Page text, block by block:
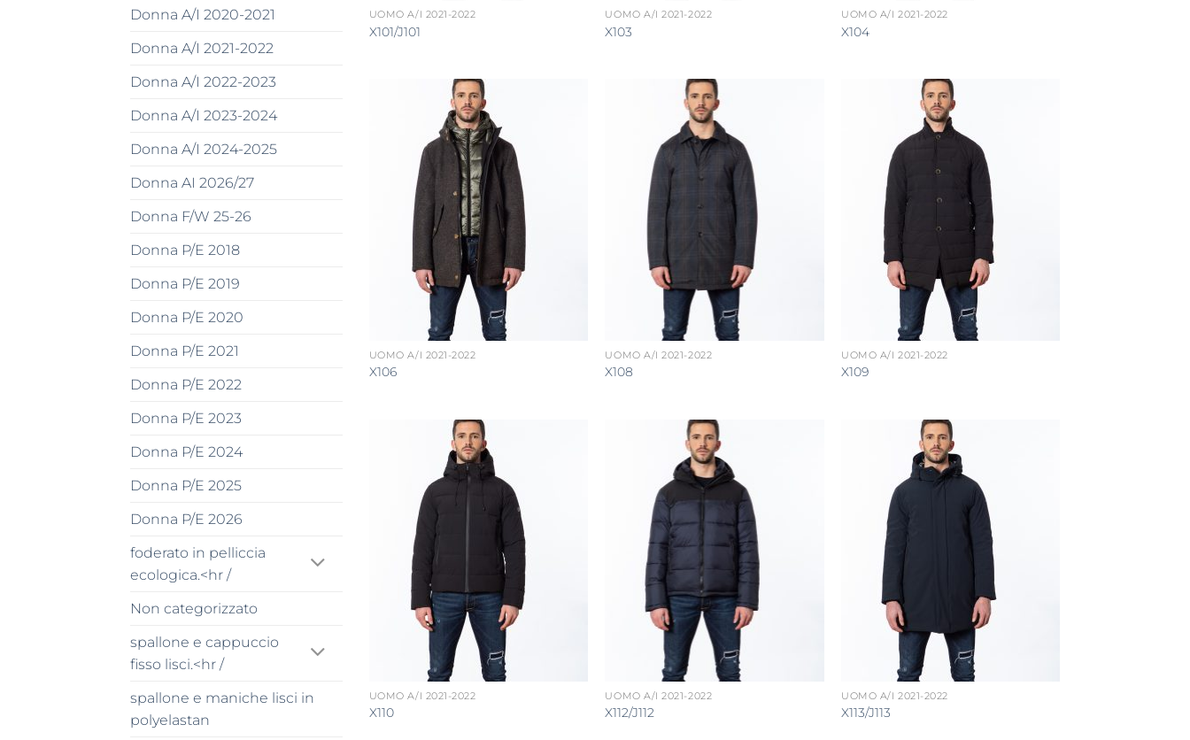
Donna A/I 2020-2021
Donna A/I 2021-2022
Donna A/I 2022-2023
Donna A/I 2023-2024
Donna A/I 2024-2025
Donna AI 2026/27
Donna F/W 25-26
Donna P/E 2018
Donna P/E 2019
Donna P/E 2020
Donna P/E 2021
Donna P/E 2022
Donna P/E 2023
Donna P/E 2024
Donna P/E 2025
Donna P/E 2026
foderato in pelliccia
ecologica.<hr /
Non categorizzato
spallone e cappuccio
fisso lisci.<hr /
spallone e maniche lisci in
polyelastan
UOMO A/I 2021-2022
X101/J101
UOMO A/I 2021-2022
X103
UOMO A/I 2021-2022
X104
UOMO A/I 2021-2022
X106
UOMO A/I 2021-2022
X108
UOMO A/I 2021-2022
X109
UOMO A/I 2021-2022
X110
UOMO A/I 2021-2022
X112/J112
UOMO A/I 2021-2022
X113/J113